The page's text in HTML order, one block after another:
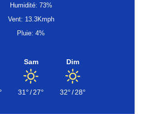
Humidité: 73%
Vent: 13.3Kmph
Pluie: 4%
Sam
31°/27°
Dim
32°/28°